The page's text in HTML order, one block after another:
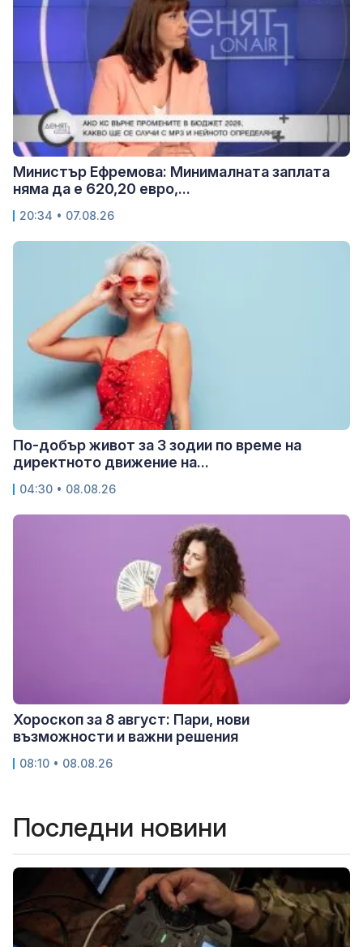
Министър Ефремова: Минималната заплата
няма да е 620,20 евро,...
20:34 • 07.08.26
По-добър живот за 3 зодии по време на
директното движение на...
04:30 • 08.08.26
Хороскоп за 8 август: Пари, нови
възможности и важни решения
08:10 • 08.08.26
Последни новини